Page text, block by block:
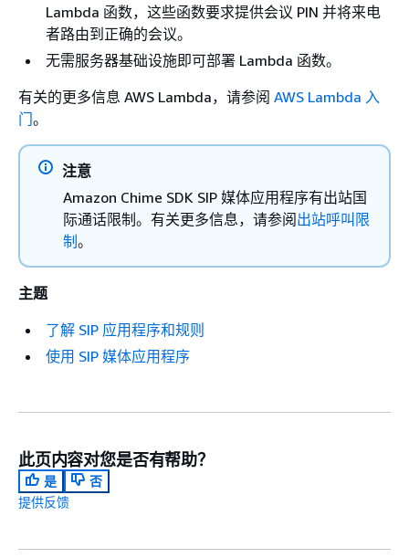
Lambda 函数，这些函数要求提供会议 PIN 并将来电
者路由到正确的会议。
无需服务器基础设施即可部署 Lambda 函数。
有关的更多信息 AWS Lambda，请参阅 AWS Lambda 入
门。
注意
Amazon Chime SDK SIP 媒体应用程序有出站国
际通话限制。有关更多信息，请参阅出站呼叫限
制 。
主题
了解 SIP 应用程序和规则
使用 SIP 媒体应用程序
此页内容对您是否有帮助？
是
否
提供反馈